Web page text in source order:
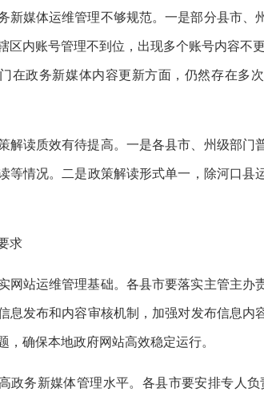
务新媒体运维管理不够规范。一是部分县市
区内账号管理不到位，出现多个账号内容不
在政务新媒体内容更新方面，仍然存在多
策解读质效有待提高。一是各县市、州级部
等情况。二是政策解读形式单一，除河口
求
网站运维管理基础。各县市要落实主管主
息发布和内容审核机制，加强对发布信息
，确保本地政府网站高效稳定运行。
高政务新媒体管理水平。各县市要安排专人